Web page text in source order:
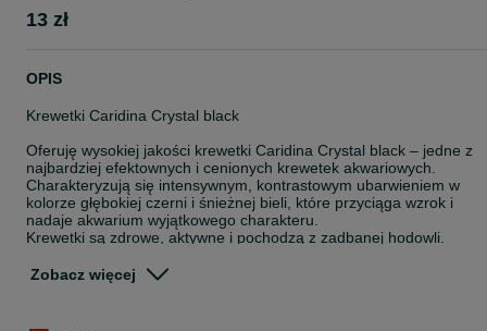
13 zł
OPIS
Krewetki Caridina Crystal black
Oferuję wysokiej jakości krewetki Caridina Crystal black – jedne z
najbardziej efektownych i cenionych krewetek akwariowych.
Charakteryzują się intensywnym, kontrastowym ubarwieniem w
kolorze głębokiej czerni i śnieżnej bieli, które przyciąga wzrok i
nadaje akwarium wyjątkowego charakteru.
Krewetki są zdrowe, aktywne i pochodzą z zadbanej hodowli.
krewetkowych, jak i w spokojnych zbiornikach towarzyskich
Zobacz więcej